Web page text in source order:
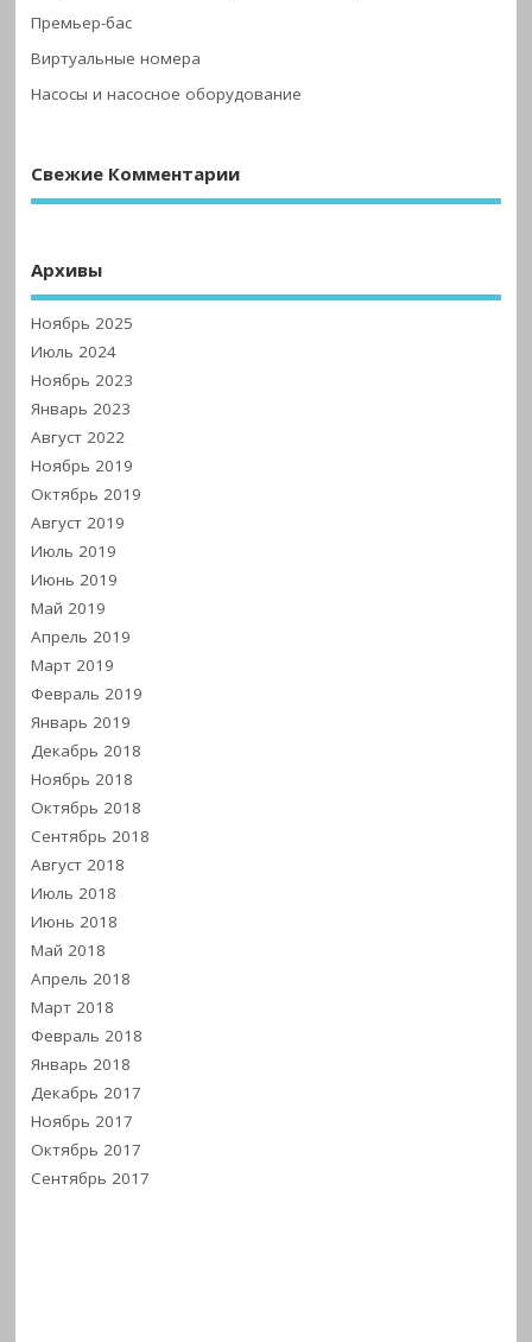
Премьер-бас
Виртуальные номера
Насосы и насосное оборудование
Свежие Комментарии
Архивы
Ноябрь 2025
Июль 2024
Ноябрь 2023
Январь 2023
Август 2022
Ноябрь 2019
Октябрь 2019
Август 2019
Июль 2019
Июнь 2019
Май 2019
Апрель 2019
Март 2019
Февраль 2019
Январь 2019
Декабрь 2018
Ноябрь 2018
Октябрь 2018
Сентябрь 2018
Август 2018
Июль 2018
Июнь 2018
Май 2018
Апрель 2018
Март 2018
Февраль 2018
Январь 2018
Декабрь 2017
Ноябрь 2017
Октябрь 2017
Сентябрь 2017